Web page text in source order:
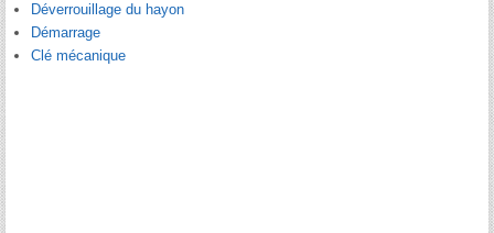
Déverrouillage du hayon
Démarrage
Clé mécanique